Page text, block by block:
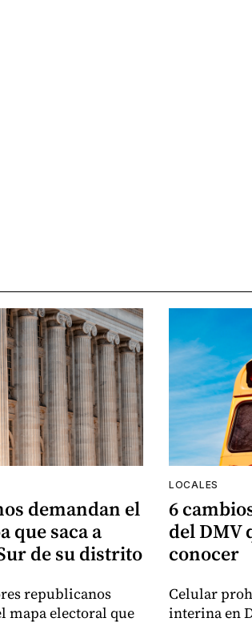
demandan el
que saca a
de su distrito
republicanos
mapa electoral que
LOCALES
6
del DMV
conocer
Celular
interina en